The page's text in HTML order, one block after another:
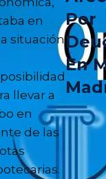
en
situación
llevar a
en
de las
Por
En